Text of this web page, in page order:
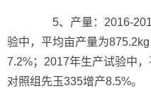
5、产量：2016-
验中，平均亩产量为
7.2%；2017年生产试验中
对照组先玉335增产8.5%。